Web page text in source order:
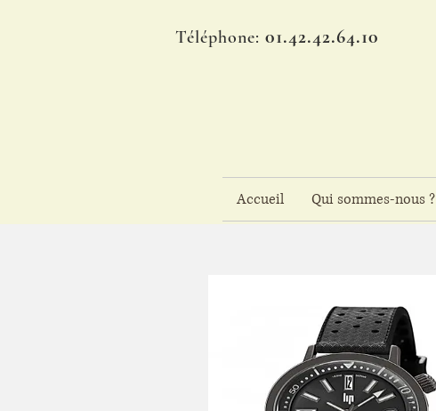
Téléphone: 01.42.42.64.10
Accueil Qui sommes-nous ?